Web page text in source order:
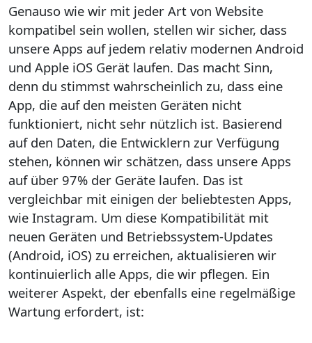
Genauso wie wir mit jeder Art von Website
kompatibel sein wollen, stellen wir sicher, dass
unsere Apps auf jedem relativ modernen Android
und Apple iOS Gerät laufen. Das macht Sinn,
denn du stimmst wahrscheinlich zu, dass eine
App, die auf den meisten Geräten nicht
funktioniert, nicht sehr nützlich ist. Basierend
auf den Daten, die Entwicklern zur Verfügung
stehen, können wir schätzen, dass unsere Apps
auf über 97% der Geräte laufen. Das ist
vergleichbar mit einigen der beliebtesten Apps,
wie Instagram. Um diese Kompatibilität mit
neuen Geräten und Betriebssystem-Updates
(Android, iOS) zu erreichen, aktualisieren wir
kontinuierlich alle Apps, die wir pflegen. Ein
weiterer Aspekt, der ebenfalls eine regelmäßige
Wartung erfordert, ist: